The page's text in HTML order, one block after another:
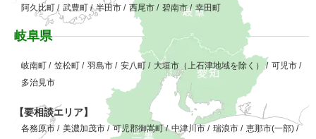
阿久比町 / 武豊町/ 半田市 / 西尾市 / 碧南市/ 幸田町
岐阜県
岐南町 / 笠松町 / 羽島市 / 安八町 / 大垣市（上石津地域を除く） / 可児市 /
多治見市
【要相談エリア】
各務原市 / 美濃加茂市 / 可児郡御嵩町/ 中津川市 / 瑞浪市 / 恵那市(一部) /